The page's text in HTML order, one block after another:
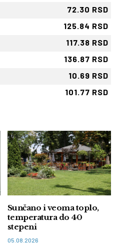
72.30 RSD
125.84 RSD
117.38 RSD
136.87 RSD
10.69 RSD
101.77 RSD
Sunčano i veoma toplo,
temperatura do 40
stepeni
05.08.2026